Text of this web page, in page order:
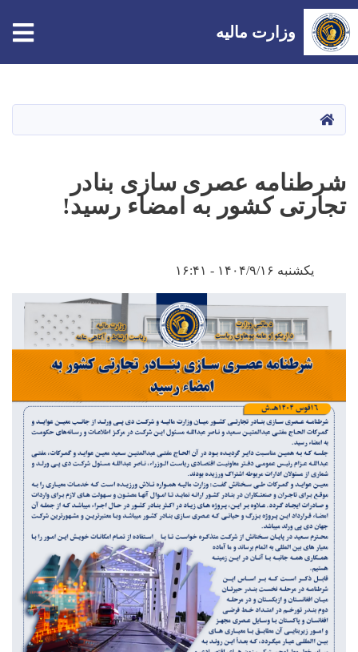
content
وزارت مالیه
صفحه اصلی
شرطنامه عصری سازی بنادر
تجارتی کشور به امضاء رسید!
یکشنبه ۱۴۰۴/۹/۱۶ - ۱۶:۴۱